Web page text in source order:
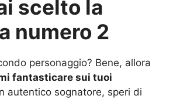
scelto la
numero 2
personaggio? Bene, allora
fantasticare sui tuoi
autentico sognatore, speri di